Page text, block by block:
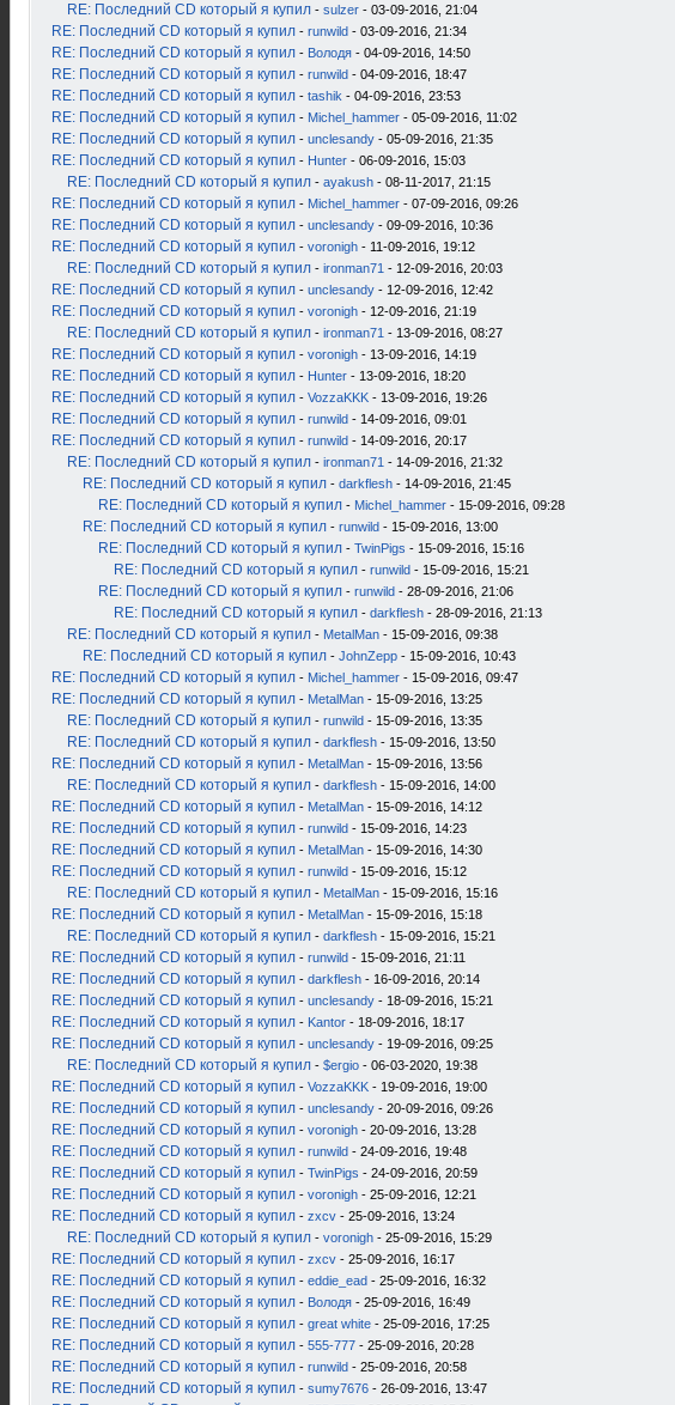
RE: Последний CD который я купил - sulzer - 03-09-2016, 21:04
RE: Последний CD который я купил - runwild - 03-09-2016, 21:34
RE: Последний CD который я купил - Володя - 04-09-2016, 14:50
RE: Последний CD который я купил - runwild - 04-09-2016, 18:47
RE: Последний CD который я купил - tashik - 04-09-2016, 23:53
RE: Последний CD который я купил - Michel_hammer - 05-09-2016, 11:02
RE: Последний CD который я купил - unclesandy - 05-09-2016, 21:35
RE: Последний CD который я купил - Hunter - 06-09-2016, 15:03
RE: Последний CD который я купил - ayakush - 08-11-2017, 21:15
RE: Последний CD который я купил - Michel_hammer - 07-09-2016, 09:26
RE: Последний CD который я купил - unclesandy - 09-09-2016, 10:36
RE: Последний CD который я купил - voronigh - 11-09-2016, 19:12
RE: Последний CD который я купил - ironman71 - 12-09-2016, 20:03
RE: Последний CD который я купил - unclesandy - 12-09-2016, 12:42
RE: Последний CD который я купил - voronigh - 12-09-2016, 21:19
RE: Последний CD который я купил - ironman71 - 13-09-2016, 08:27
RE: Последний CD который я купил - voronigh - 13-09-2016, 14:19
RE: Последний CD который я купил - Hunter - 13-09-2016, 18:20
RE: Последний CD который я купил - VozzaKKK - 13-09-2016, 19:26
RE: Последний CD который я купил - runwild - 14-09-2016, 09:01
RE: Последний CD который я купил - runwild - 14-09-2016, 20:17
RE: Последний CD который я купил - ironman71 - 14-09-2016, 21:32
RE: Последний CD который я купил - darkflesh - 14-09-2016, 21:45
RE: Последний CD который я купил - Michel_hammer - 15-09-2016, 09:28
RE: Последний CD который я купил - runwild - 15-09-2016, 13:00
RE: Последний CD который я купил - TwinPigs - 15-09-2016, 15:16
RE: Последний CD который я купил - runwild - 15-09-2016, 15:21
RE: Последний CD который я купил - runwild - 28-09-2016, 21:06
RE: Последний CD который я купил - darkflesh - 28-09-2016, 21:13
RE: Последний CD который я купил - MetalMan - 15-09-2016, 09:38
RE: Последний CD который я купил - JohnZepp - 15-09-2016, 10:43
RE: Последний CD который я купил - Michel_hammer - 15-09-2016, 09:47
RE: Последний CD который я купил - MetalMan - 15-09-2016, 13:25
RE: Последний CD который я купил - runwild - 15-09-2016, 13:35
RE: Последний CD который я купил - darkflesh - 15-09-2016, 13:50
RE: Последний CD который я купил - MetalMan - 15-09-2016, 13:56
RE: Последний CD который я купил - darkflesh - 15-09-2016, 14:00
RE: Последний CD который я купил - MetalMan - 15-09-2016, 14:12
RE: Последний CD который я купил - runwild - 15-09-2016, 14:23
RE: Последний CD который я купил - MetalMan - 15-09-2016, 14:30
RE: Последний CD который я купил - runwild - 15-09-2016, 15:12
RE: Последний CD который я купил - MetalMan - 15-09-2016, 15:16
RE: Последний CD который я купил - MetalMan - 15-09-2016, 15:18
RE: Последний CD который я купил - darkflesh - 15-09-2016, 15:21
RE: Последний CD который я купил - runwild - 15-09-2016, 21:11
RE: Последний CD который я купил - darkflesh - 16-09-2016, 20:14
RE: Последний CD который я купил - unclesandy - 18-09-2016, 15:21
RE: Последний CD который я купил - Kantor - 18-09-2016, 18:17
RE: Последний CD который я купил - unclesandy - 19-09-2016, 09:25
RE: Последний CD который я купил - $ergio - 06-03-2020, 19:38
RE: Последний CD который я купил - VozzaKKK - 19-09-2016, 19:00
RE: Последний CD который я купил - unclesandy - 20-09-2016, 09:26
RE: Последний CD который я купил - voronigh - 20-09-2016, 13:28
RE: Последний CD который я купил - runwild - 24-09-2016, 19:48
RE: Последний CD который я купил - TwinPigs - 24-09-2016, 20:59
RE: Последний CD который я купил - voronigh - 25-09-2016, 12:21
RE: Последний CD который я купил - zxcv - 25-09-2016, 13:24
RE: Последний CD который я купил - voronigh - 25-09-2016, 15:29
RE: Последний CD который я купил - zxcv - 25-09-2016, 16:17
RE: Последний CD который я купил - eddie_ead - 25-09-2016, 16:32
RE: Последний CD который я купил - Володя - 25-09-2016, 16:49
RE: Последний CD который я купил - great white - 25-09-2016, 17:25
RE: Последний CD который я купил - 555-777 - 25-09-2016, 20:28
RE: Последний CD который я купил - runwild - 25-09-2016, 20:58
RE: Последний CD который я купил - sumy7676 - 26-09-2016, 13:47